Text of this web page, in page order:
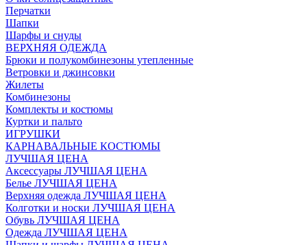
Перчатки
Шапки
Шарфы и снуды
ВЕРХНЯЯ ОДЕЖДА
Брюки и полукомбинезоны утепленные
Ветровки и джинсовки
Жилеты
Комбинезоны
Комплекты и костюмы
Куртки и пальто
ИГРУШКИ
КАРНАВАЛЬНЫЕ КОСТЮМЫ
ЛУЧШАЯ ЦЕНА
Аксессуары ЛУЧШАЯ ЦЕНА
Белье ЛУЧШАЯ ЦЕНА
Верхняя одежда ЛУЧШАЯ ЦЕНА
Колготки и носки ЛУЧШАЯ ЦЕНА
Обувь ЛУЧШАЯ ЦЕНА
Одежда ЛУЧШАЯ ЦЕНА